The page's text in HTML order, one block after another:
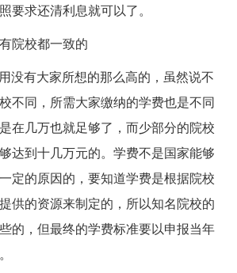
要求还清利息就可以了。
院校都一致的
没有大家所想的那么高的，虽然说不
不同，所需大家缴纳的学费也是不同
在几万也就足够了，而少部分的院校
达到十几万元的。学费不是国家能够
定的原因的，要知道学费是根据院校
供的资源来制定的，所以知名院校的
的，但最终的学费标准要以申报当年